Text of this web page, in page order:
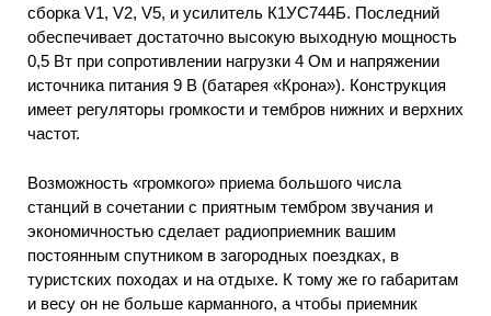
сборка V1, V2, V5, и усилитель К1УС744Б. Последний
обеспечивает достаточно высокую выходную мощность
0,5 Вт при сопротивлении нагрузки 4 Ом и напряжении
источника питания 9 В (батарея «Крона»). Конструкция
имеет регуляторы громкости и тембров нижних и верхних
частот.
Возможность «громкого» приема большого числа
станций в сочетании с приятным тембром звучания и
экономичностью сделает радиоприемник вашим
постоянным спутником в загородных поездках, в
туристских походах и на отдыхе. К тому же го габаритам
и весу он не больше карманного, а чтобы приемник